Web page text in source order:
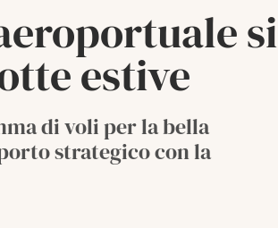
si
estive
di voli per la bella
strategico con la